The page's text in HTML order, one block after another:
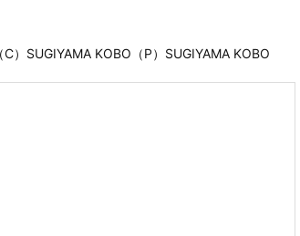
）SUGIYAMA KOBO（P）SUGIYAMA KOBO